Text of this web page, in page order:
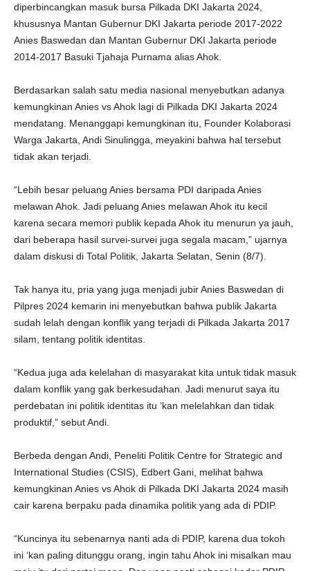
diperbincangkan masuk bursa Pilkada DKI Jakarta 2024,
khususnya Mantan Gubernur DKI Jakarta periode 2017-2022
Anies Baswedan dan Mantan Gubernur DKI Jakarta periode
2014-2017 Basuki Tjahaja Purnama alias Ahok.
Berdasarkan salah satu media nasional menyebutkan adanya
kemungkinan Anies vs Ahok lagi di Pilkada DKI Jakarta 2024
mendatang. Menanggapi kemungkinan itu, Founder Kolaborasi
Warga Jakarta, Andi Sinulingga, meyakini bahwa hal tersebut
tidak akan terjadi.
“Lebih besar peluang Anies bersama PDI daripada Anies
melawan Ahok. Jadi peluang Anies melawan Ahok itu kecil
karena secara memori publik kepada Ahok itu menurun ya jauh,
dari beberapa hasil survei-survei juga segala macam,” ujarnya
dalam diskusi di Total Politik, Jakarta Selatan, Senin (8/7).
Tak hanya itu, pria yang juga menjadi jubir Anies Baswedan di
Pilpres 2024 kemarin ini menyebutkan bahwa publik Jakarta
sudah lelah dengan konflik yang terjadi di Pilkada Jakarta 2017
silam, tentang politik identitas.
“Kedua juga ada kelelahan di masyarakat kita untuk tidak masuk
dalam konflik yang gak berkesudahan. Jadi menurut saya itu
perdebatan ini politik identitas itu ‘kan melelahkan dan tidak
produktif,” sebut Andi.
Berbeda dengan Andi, Peneliti Politik Centre for Strategic and
International Studies (CSIS), Edbert Gani, melihat bahwa
kemungkinan Anies vs Ahok di Pilkada DKI Jakarta 2024 masih
cair karena berpaku pada dinamika politik yang ada di PDIP.
“Kuncinya itu sebenarnya nanti ada di PDIP, karena dua tokoh
ini ‘kan paling ditunggu orang, ingin tahu Ahok ini misalkan mau